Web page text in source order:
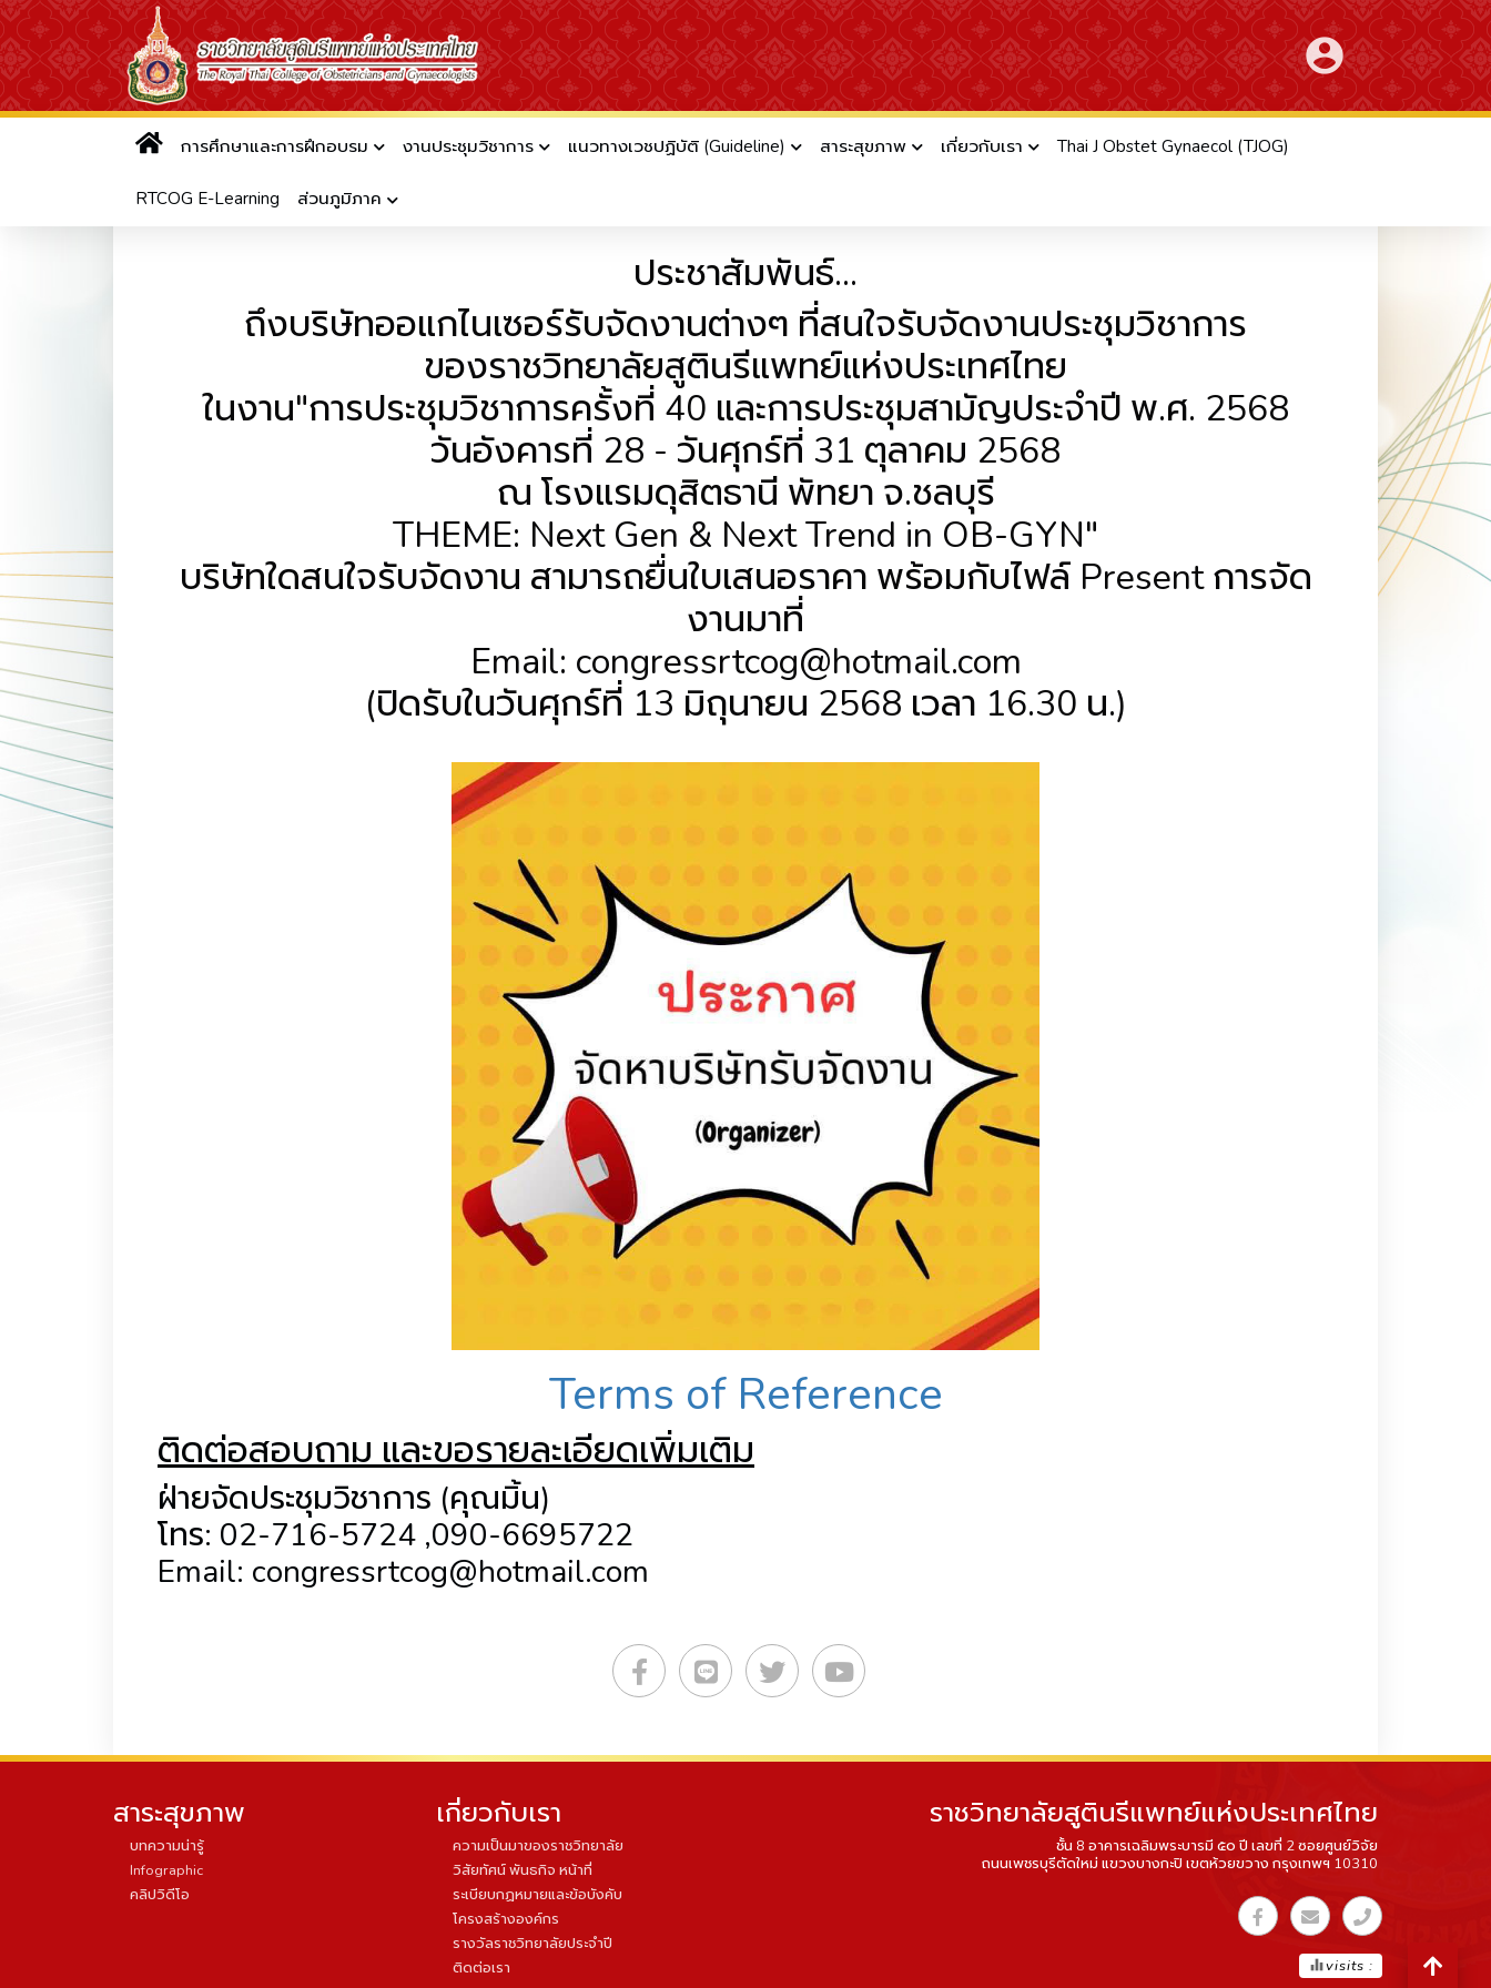
account_circle
การศึกษาและการฝึกอบรม งานประชุมวิชาการ แนวทางเวชปฏิบัติ (Guideline) สาระสุขภาพ เกี่ยวกับเรา Thai J Obstet Gynaecol (TJOG)
RTCOG E-Learning ส่วนภูมิภาค
ประชาสัมพันธ์... ถึงบริษัทออแกไนเซอร์รับจัดงานต่างๆ ที่สนใจรับจัดงานประชุมวิชาการ
ประชาสัมพันธ์...
ถึงบริษัทออแกไนเซอร์รับจัดงานต่างๆ ที่สนใจรับจัดงานประชุมวิชาการ
ของราชวิทยาลัยสูตินรีแพทย์แห่งประเทศไทย
ในงาน"การประชุมวิชาการครั้งที่ 40 และการประชุมสามัญประจำปี พ.ศ. 2568
วันอังคารที่ 28 - วันศุกร์ที่ 31 ตุลาคม 2568
ณ โรงแรมดุสิตธานี พัทยา จ.ชลบุรี
THEME: Next Gen & Next Trend in OB-GYN"
บริษัทใดสนใจรับจัดงาน สามารถยื่นใบเสนอราคา พร้อมกับไฟล์ Present การจัด
งานมาที่
Email: congressrtcog@hotmail.com
(ปิดรับในวันศุกร์ที่ 13 มิถุนายน 2568 เวลา 16.30 น.)
Terms of Reference
ติดต่อสอบถาม และขอรายละเอียดเพิ่มเติม
ฝ่ายจัดประชุมวิชาการ (คุณมิ้น)
โทร: 02-716-5724 ,090-6695722
Email: congressrtcog@hotmail.com
สาระสุขภาพ
บทความน่ารู้
Infographic
คลิปวิดีโอ
เกี่ยวกับเรา
ความเป็นมาของราชวิทยาลัย
วิสัยทัศน์ พันธกิจ หน้าที่
ระเบียบกฏหมายและข้อบังคับ
โครงสร้างองค์กร
รางวัลราชวิทยาลัยประจำปี
ติดต่อเรา
ราชวิทยาลัยสูตินรีแพทย์แห่งประเทศไทย
ชั้น 8 อาคารเฉลิมพระบารมี ๕๐ ปี เลขที่ 2 ซอยศูนย์วิจัย
ถนนเพชรบุรีตัดใหม่ แขวงบางกะปิ เขตห้วยขวาง กรุงเทพฯ 10310
equalizervisits :